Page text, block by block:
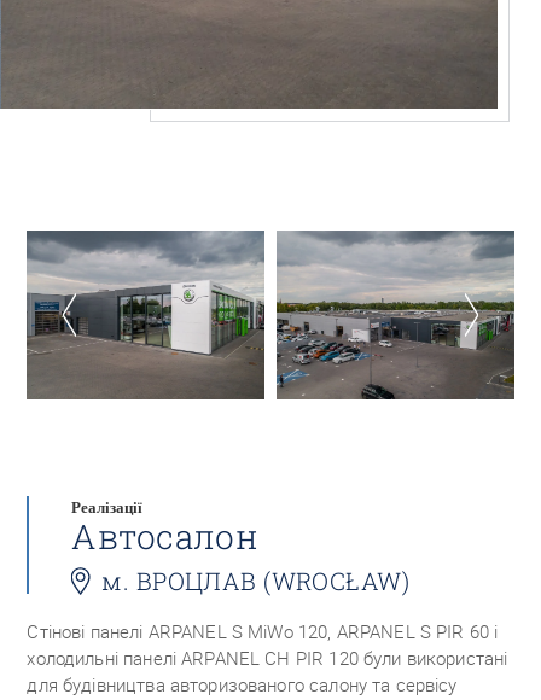
Реалізації
Автосалон
м. ВРОЦЛАВ (WROCŁAW)
Стінові панелі ARPANEL S MiWo 120, ARPANEL S PIR 60 і
холодильні панелі ARPANEL CH PIR 120 були використані
для будівництва авторизованого салону та сервісу